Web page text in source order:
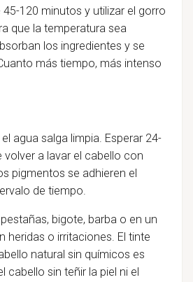
45-120 minutos y utilizar el gorro
que la temperatura sea
los ingredientes y se
más tiempo, más intenso
agua salga limpia. Esperar 24-
volver a lavar el cabello con
pigmentos se adhieren el
de tiempo.
bigote, barba o en un
heridas o irritaciones. El tinte
natural sin químicos es
cabello sin teñir la piel ni el